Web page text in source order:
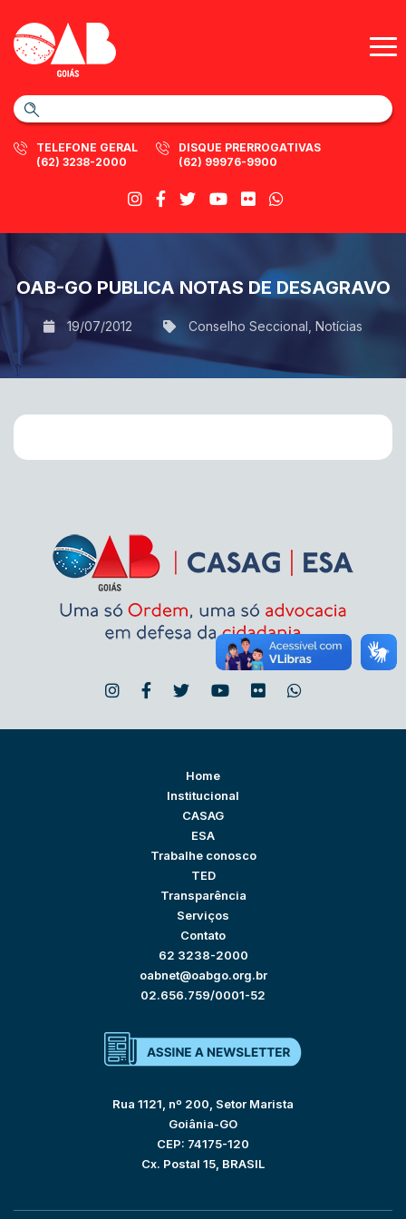
TELEFONE GERAL
(62) 3238-2000
DISQUE PRERROGATIVAS
(62) 99976-9900
OAB-GO PUBLICA NOTAS DE DESAGRAVO
19/07/2012 Conselho Seccional Notícias
Home
Institucional
CASAG
ESA
Trabalhe conosco
TED
Transparência
Serviços
Contato
62 3238-2000
oabnet@oabgo.org.br
02.656.759/0001-52
Rua 1121, nº 200, Setor Marista
Goiânia-GO
CEP: 74175-120
Cx. Postal 15, BRASIL